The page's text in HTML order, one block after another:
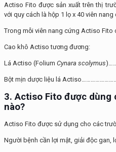
Actiso Fito được sản xuất trên thị
với quy cách là hộp 1 lọ x 40 viên nang
Trong mỗi viên nang cứng Actiso Fito
Cao khô Actiso tương đương:
Lá Actiso (Folium Cynara scolymus
Bột mịn dược liệu lá
3. Actiso Fito được dùng
nào?
Actiso Fito được sử dụng cho các
Người bệnh cần lợi mật, giải độc gan,